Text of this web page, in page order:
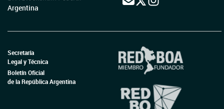
Argentina
Secretaría
Legal y Técnica
Boletín Oficial
de la República Argentina